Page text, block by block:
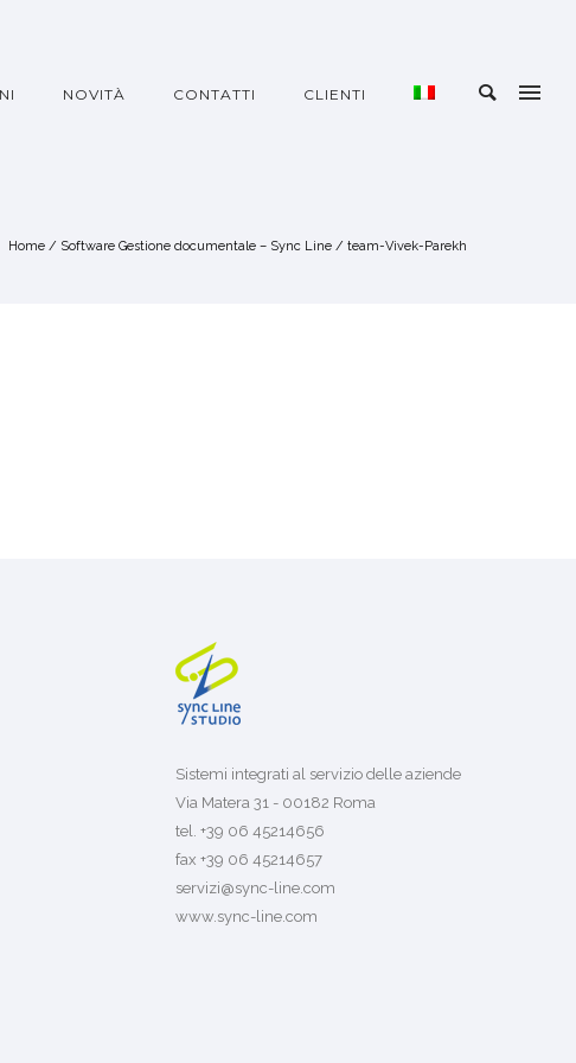
NOVITÀ CONTATTI CLIENTI
Home / Software Gestione documentale – Sync Line / team-Vivek-Parekh
Sistemi integrati al servizio delle aziende
Via Matera 31 - 00182 Roma
tel. +39 06 45214656
fax +39 06 45214657
servizi@sync-line.com
www.sync-line.com